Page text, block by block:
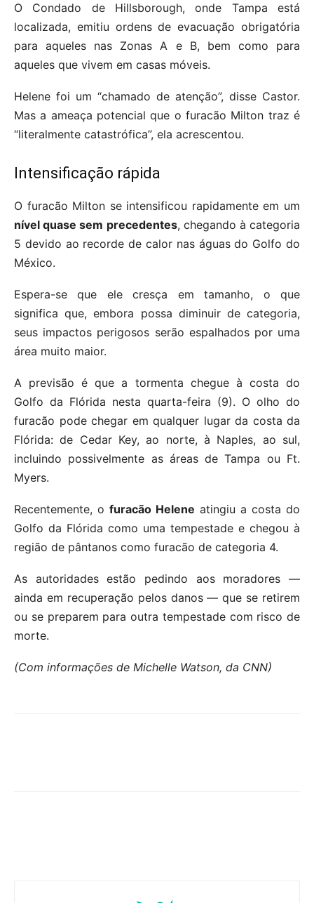
O Condado de Hillsborough, onde Tampa está
localizada, emitiu ordens de evacuação obrigatória
para aqueles nas Zonas A e B, bem como para
aqueles que vivem em casas móveis.
Helene foi um “chamado de atenção”, disse Castor.
Mas a ameaça potencial que o furacão Milton traz é
“literalmente catastrófica”, ela acrescentou.
Intensificação rápida
O furacão Milton se intensificou rapidamente em um
nível quase sem precedentes, chegando à categoria
5 devido ao recorde de calor nas águas do Golfo do
México.
Espera-se que ele cresça em tamanho, o que
significa que, embora possa diminuir de categoria,
seus impactos perigosos serão espalhados por uma
área muito maior.
A previsão é que a tormenta chegue à costa do
Golfo da Flórida nesta quarta-feira (9). O olho do
furacão pode chegar em qualquer lugar da costa da
Flórida: de Cedar Key, ao norte, à Naples, ao sul,
incluindo possivelmente as áreas de Tampa ou Ft.
Myers.
Recentemente, o furacão Helene atingiu a costa do
Golfo da Flórida como uma tempestade e chegou à
região de pântanos como furacão de categoria 4.
As autoridades estão pedindo aos moradores —
ainda em recuperação pelos danos — que se retirem
ou se preparem para outra tempestade com risco de
morte.
(Com informações de Michelle Watson, da CNN)